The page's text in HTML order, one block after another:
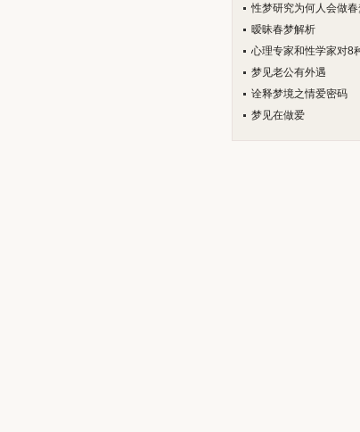
性梦研究为何人会做春
暧昧春梦解析
心理专家和性学家对8
梦见老公有外遇
诠释梦境之情爱密码
梦见在做爱